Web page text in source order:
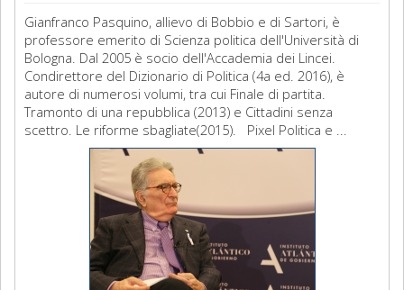
Gianfranco Pasquino, allievo di Bobbio e di Sartori, è
professore emerito di Scienza politica dell'Università di
Bologna. Dal 2005 è socio dell'Accademia dei Lincei.
Condirettore del Dizionario di Politica (4a ed. 2016), è
autore di numerosi volumi, tra cui Finale di partita.
Tramonto di una repubblica (2013) e Cittadini senza
scettro. Le riforme sbagliate(2015). Pixel Politica e ...